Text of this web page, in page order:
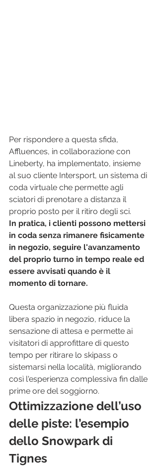
Per rispondere a questa sfida,
Affluences, in collaborazione con
Lineberty, ha implementato, insieme
al suo cliente Intersport, un sistema di
coda virtuale che permette agli
sciatori di prenotare a distanza il
proprio posto per il ritiro degli sci.
In pratica, i clienti possono mettersi
in coda senza rimanere fisicamente
in negozio, seguire l'avanzamento
del proprio turno in tempo reale ed
essere avvisati quando è il
momento di tornare.
Questa organizzazione più fluida
libera spazio in negozio, riduce la
sensazione di attesa e permette ai
visitatori di approfittare di questo
tempo per ritirare lo skipass o
sistemarsi nella località, migliorando
così l'esperienza complessiva fin dalle
prime ore del soggiorno.
Ottimizzazione dell’uso
delle piste: l’esempio
dello Snowpark di
Tignes